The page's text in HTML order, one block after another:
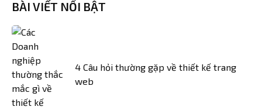
BÀI VIẾT NỔI BẬT
4 Câu hỏi thường gặp về thiết kế trang
web